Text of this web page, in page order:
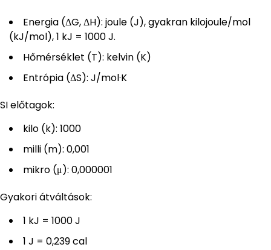
Energia (ΔG, ΔH): joule (J), gyakran kilojoule/mol
(kJ/mol), 1 kJ = 1000 J.
Hőmérséklet (T): kelvin (K)
Entrópia (ΔS): J/mol·K
SI előtagok:
kilo (k): 1000
milli (m): 0,001
mikro (μ): 0,000001
Gyakori átváltások:
1 kJ = 1000 J
1 J = 0,239 cal